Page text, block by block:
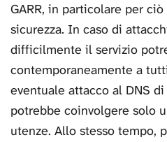
GARR, in particolare per
sicurezza. In caso di
difficilmente il servizio
contemporaneamente a
eventuale attacco al DNS
potrebbe coinvolgere solo
utenze. Allo stesso tempo,